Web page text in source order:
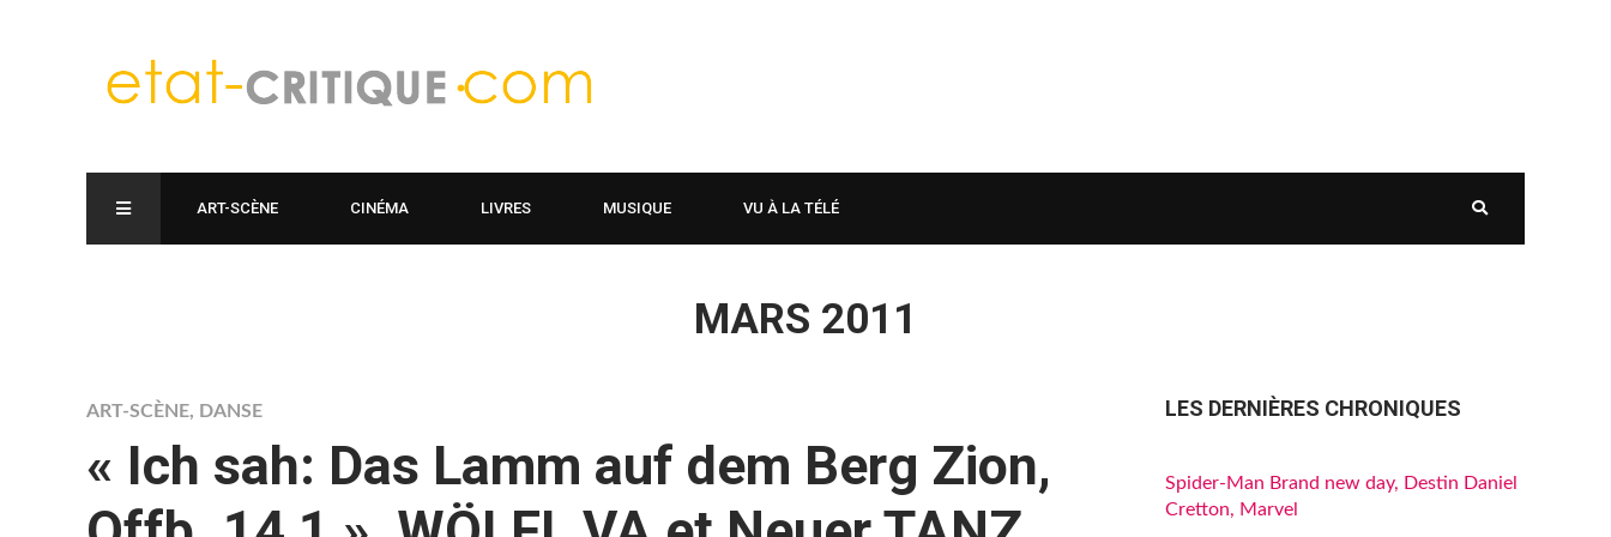
ART-SCÈNE CINÉMA LIVRES MUSIQUE VU À LA TÉLÉ
MARS 2011
ART-SCÈNE, DANSE
« Ich sah: Das Lamm auf dem Berg Zion,
LES DERNIÈRES CHRONIQUES
Spider-Man Brand new day, Destin Daniel
Cretton, Marvel